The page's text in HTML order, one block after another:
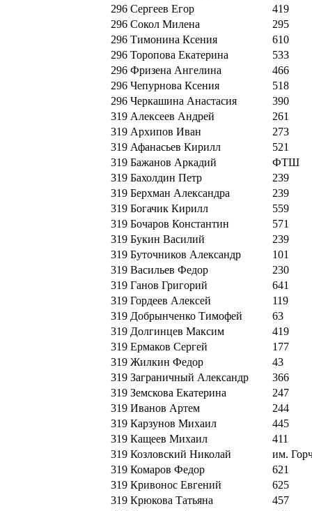
296 Сергеев Егор
419
296 Сокол Милена
295
296 Тимонина Ксения
610
296 Торопова Екатерина
533
296 Фризена Ангелина
466
296 Чепурнова Ксения
518
296 Черкашина Анастасия
390
319 Алексеев Андрей
261
319 Архипов Иван
273
319 Афанасьев Кирилл
521
319 Бажанов Аркадий
ФТШ
319 Бахолдин Петр
239
319 Берхман Александра
239
319 Богачик Кирилл
559
319 Бочаров Константин
571
319 Букин Василий
239
319 Буточников Александр
101
319 Васильев Федор
230
319 Ганов Григорий
641
319 Гордеев Алексей
119
319 Добрынченко Тимофей
63
319 Долгинцев Максим
419
319 Ермаков Сергей
177
319 Жилкин Федор
43
319 Заграничный Александр
366
319 Земскова Екатерина
247
319 Иванов Артем
244
319 Карзунов Михаил
445
319 Кащеев Михаил
411
319 Козловский Николай
им.
319 Комаров Федор
621
319 Кривонос Евгений
625
319 Крюкова Татьяна
457